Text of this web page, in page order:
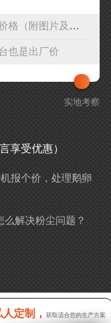
图片及现场视频）
也是出厂价
实地考察
享受优惠）
报个价，处理鹅卵
解决粉尘问题？
方案及报价，有什
定制， 获取适合您的生产方案